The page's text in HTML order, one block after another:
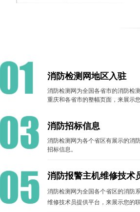
消防检测网地区入驻
消防检测网为全国各省市的消防检
重庆和各省市的整幅页面，来展示
消防招标信息
消防检测网为各个省区有展示的消
招标信息。
消防报警主机维修技术
消防检测网为全国各个省区的消防
维修技术员提供平台，来展示您的